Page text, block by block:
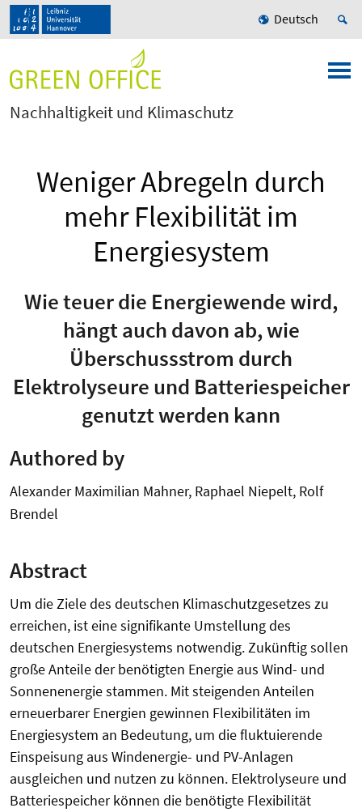
Deutsch
Nachhaltigkeit und Klimaschutz
Weniger Abregeln durch
mehr Flexibilität im
Energiesystem
Wie teuer die Energiewende wird,
hängt auch davon ab, wie
Überschussstrom durch
Elektrolyseure und Batteriespeicher
genutzt werden kann
Authored by
Alexander Maximilian Mahner, Raphael Niepelt, Rolf
Brendel
Abstract
Um die Ziele des deutschen Klimaschutzgesetzes zu
erreichen, ist eine signifikante Umstellung des
deutschen Energiesystems notwendig. Zukünftig sollen
große Anteile der benötigten Energie aus Wind- und
Sonnenenergie stammen. Mit steigenden Anteilen
erneuerbarer Energien gewinnen Flexibilitäten im
Energiesystem an Bedeutung, um die fluktuierende
Einspeisung aus Windenergie- und PV-Anlagen
ausgleichen und nutzen zu können. Elektrolyseure und
Batteriespeicher können die benötigte Flexibilität